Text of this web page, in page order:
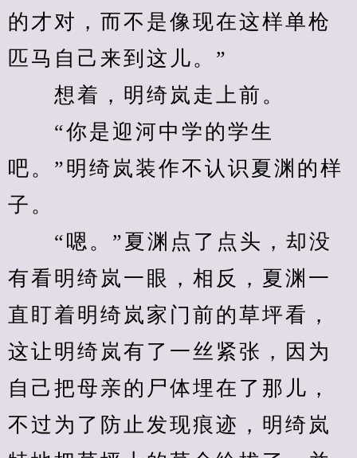
的才对，而不是像现在这样单枪
匹马自己来到这儿。”
想着，明绮岚走上前。
“你是迎河中学的学生
吧。”明绮岚装作不认识夏渊的样
子。
“嗯。”夏渊点了点头，却没
有看明绮岚一眼，相反，夏渊一
直盯着明绮岚家门前的草坪看，
这让明绮岚有了一丝紧张，因为
自己把母亲的尸体埋在了那儿，
不过为了防止发现痕迹，明绮岚